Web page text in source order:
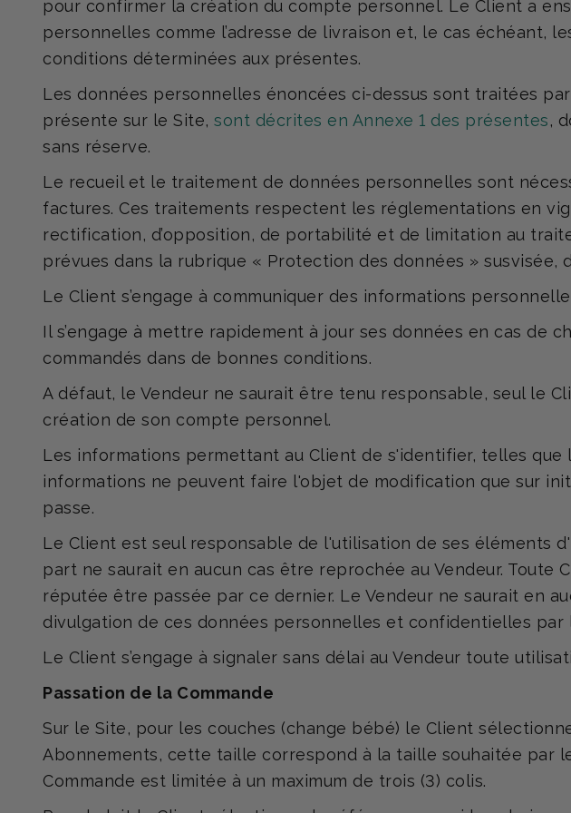
pour confirmer la création du compte personnel. Le Client a
personnelles comme l’adresse de livraison et, le cas échéant,
conditions déterminées aux présentes.
Les données personnelles énoncées ci-dessus sont traitées
présente sur le Site, sont décrites en Annexe 1 des présentes,
sans réserve.
Le recueil et le traitement de données personnelles sont
factures. Ces traitements respectent les réglementations en
rectification, d’opposition, de portabilité et de limitation au
prévues dans la rubrique « Protection des données » susvisée,
Le Client s’engage à communiquer des informations
Il s’engage à mettre rapidement à jour ses données en cas
commandés dans de bonnes conditions.
A défaut, le Vendeur ne saurait être tenu responsable, seul le
création de son compte personnel.
Les informations permettant au Client de s'identifier, telles
informations ne peuvent faire l'objet de modification que sur
passe.
Le Client est seul responsable de l'utilisation de ses éléments
part ne saurait en aucun cas être reprochée au Vendeur.
réputée être passée par ce dernier. Le Vendeur ne saurait en
divulgation de ces données personnelles et confidentielles
Le Client s’engage à signaler sans délai au Vendeur toute
Passation de la Commande
Sur le Site, pour les couches (change bébé) le Client
Abonnements, cette taille correspond à la taille souhaitée par
Commande est limitée à un maximum de trois (3) colis.